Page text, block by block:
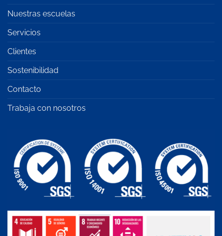
Nuestras escuelas
Servicios
Clientes
Sostenibilidad
Contacto
Trabaja con nosotros